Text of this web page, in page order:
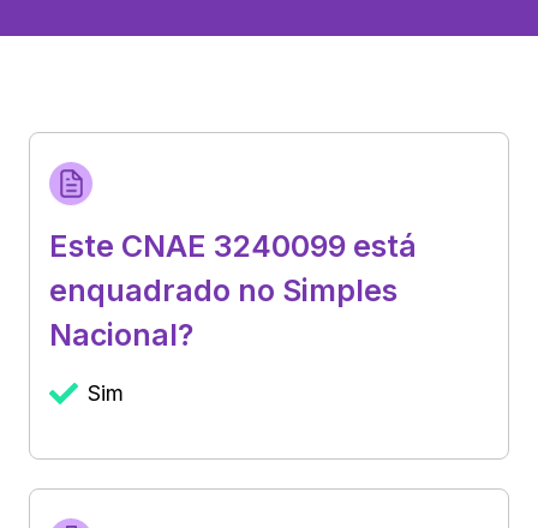
Este CNAE 3240099 está
enquadrado no Simples
Nacional?
Sim